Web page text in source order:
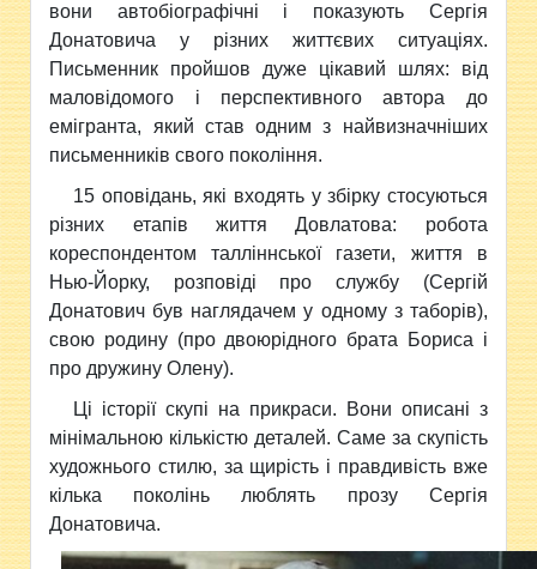
вони автобіографічні і показують Сергія
Донатовича у різних життєвих ситуаціях.
Письменник пройшов дуже цікавий шлях: від
маловідомого і перспективного автора до
емігранта, який став одним з найвизначніших
письменників свого покоління.
15 оповідань, які входять у збірку стосуються
різних етапів життя Довлатова: робота
кореспондентом талліннської газети, життя в
Нью-Йорку, розповіді про службу (Сергій
Донатович був наглядачем у одному з таборів),
свою родину (про двоюрідного брата Бориса і
про дружину Олену).
Ці історії скупі на прикраси. Вони описані з
мінімальною кількістю деталей. Саме за скупість
художнього стилю, за щирість і правдивість вже
кілька поколінь люблять прозу Сергія
Донатовича.